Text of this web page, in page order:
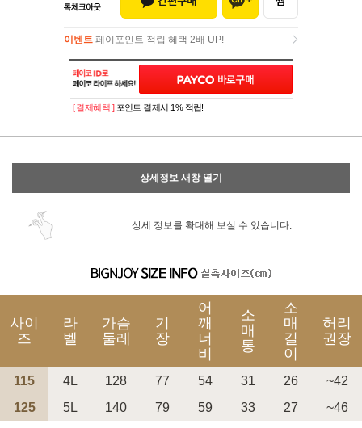
이벤트 페이포인트 적립 혜택 2배 UP!
이벤트페이포인트 적립 혜택 2배 UP!
[ 결제혜택 ] 포인트 결제시 1% 적립!
상세정보 새창 열기
상세 정보를 확대해 보실 수 있습니다.
사이
즈
라
벨
가슴
둘레
기
장
어
깨
너
비
소
매
통
소
매
길
이
허리
권장
115 4L 128 77 54 31 26
~42
125
5L 140 79 59 33 27 ~46